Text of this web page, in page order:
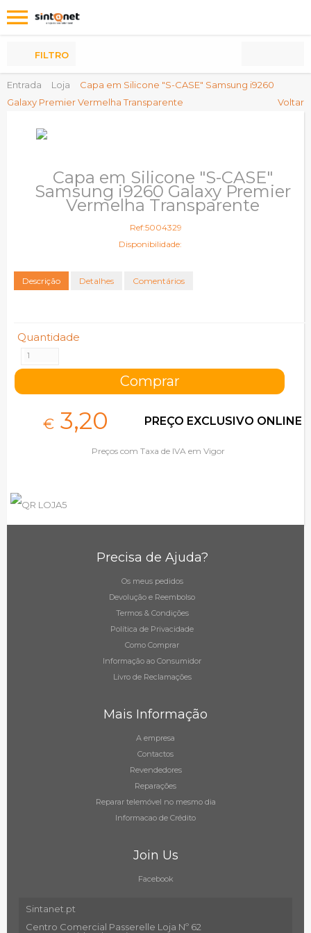
Entrada Loja
Capa em Silicone "S-CASE" Samsung i9260
Galaxy Premier Vermelha Transparente
Voltar
FILTRO
Capa em Silicone "S-CASE"
Samsung i9260 Galaxy Premier
Vermelha Transparente
Ref:5004329
Disponibilidade:
Descrição Detalhes Comentários
Quantidade
€ 3,20 PREÇO EXCLUSIVO ONLINE
Preços com Taxa de IVA em Vigor
Precisa de Ajuda?
Os meus pedidos
Devolução e Reembolso
Termos & Condições
Política de Privacidade
Como Comprar
Informação ao Consumidor
Livro de Reclamações
Mais Informação
A empresa
Contactos
Revendedores
Reparações
Reparar telemóvel no mesmo dia
Informacao de Crédito
Join Us
Facebook
Sintanet.pt
Centro Comercial Passerelle Loja Nº 62